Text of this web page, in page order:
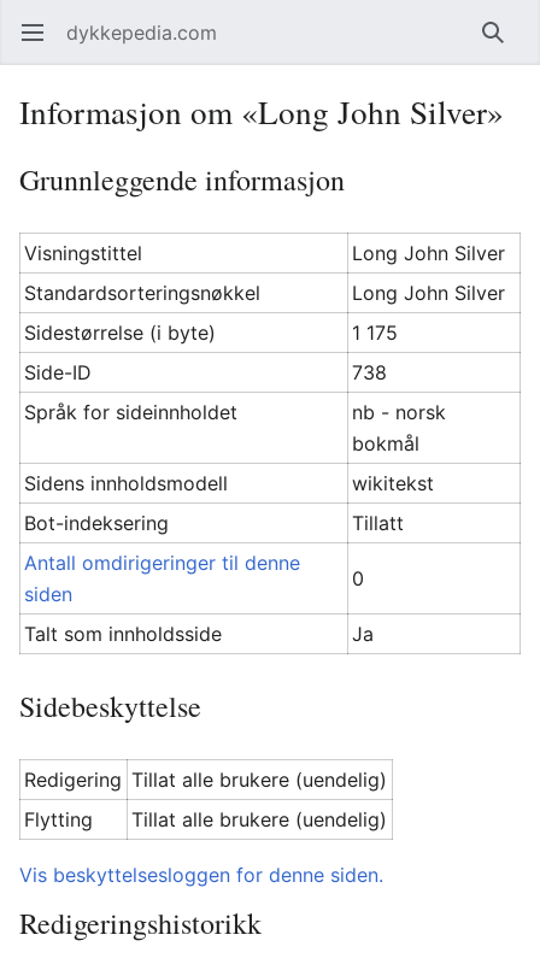
Åpne hovedmenyen dykkepedia.com Søk
Informasjon om «Long John Silver»
Grunnleggende informasjon
Visningstittel
Long John Silver
Standardsorteringsnøkkel
Long John Silver
Sidestørrelse (i byte)
1 175
Side-ID
738
Språk for sideinnholdet
nb - norsk
bokmål
Sidens innholdsmodell
wikitekst
Bot-indeksering
Tillatt
Antall omdirigeringer til denne
siden
0
Talt som innholdsside Ja
Sidebeskyttelse
Redigering Tillat alle brukere (uendelig)
Flytting
Tillat alle brukere (uendelig)
Vis beskyttelsesloggen for denne siden.
Redigeringshistorikk